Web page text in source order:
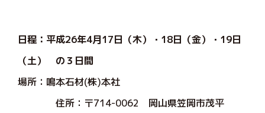
日程：平成26年4月17日（木）・18日（金）・19日
（土） の３日間
場所：鳴本石材(株)本社
住所：〒714-0062 岡山県笠岡市茂平